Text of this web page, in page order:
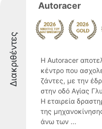
Διακριθέντες
Autoracer
Η Autoracer
κέντρο που
ζάντες, με την
στην οδό Αγίας
Η εταιρεία
της
άνω των ...